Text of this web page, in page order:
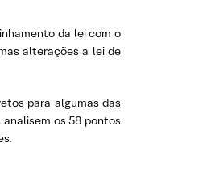
da lei com o
alterações a lei de
para algumas das
os 58 pontos